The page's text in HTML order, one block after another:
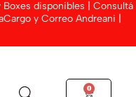
disponibles | Consultá
y Correo Andreani |
0
Cart